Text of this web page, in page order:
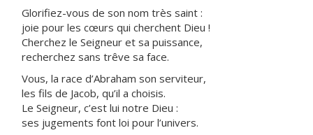
Glorifiez-vous de son nom très saint :
joie pour les cœurs qui cherchent Dieu !
Cherchez le Seigneur et sa puissance,
recherchez sans trêve sa face.
Vous, la race d’Abraham son serviteur,
les fils de Jacob, qu’il a choisis.
Le Seigneur, c’est lui notre Dieu :
ses jugements font loi pour l’univers.